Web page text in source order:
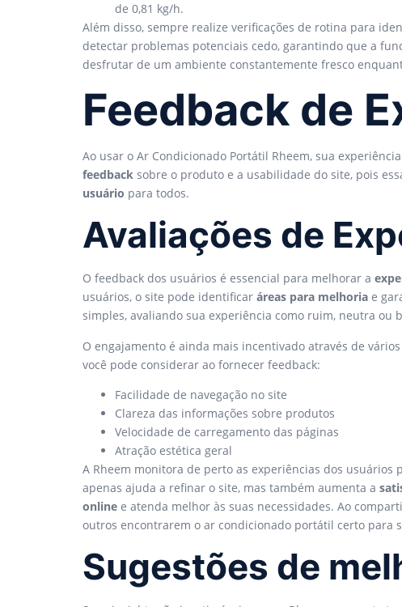
de 0,81 kg/h.
Além disso, sempre realize verificações de rotina para
detectar problemas potenciais cedo, garantindo que a
desfrutar de um ambiente constantemente fresco
Feedback de
Ao usar o Ar Condicionado Portátil Rheem, sua
feedback sobre o produto e a usabilidade do site, pois
usuário para todos.
Avaliações de
O feedback dos usuários é essencial para melhorar a
usuários, o site pode identificar áreas para melhoria e
simples, avaliando sua experiência como ruim, neutra
O engajamento é ainda mais incentivado através de vários
você pode considerar ao fornecer feedback:
Facilidade de navegação no site
Clareza das informações sobre produtos
Velocidade de carregamento das páginas
Atração estética geral
A Rheem monitora de perto as experiências dos
apenas ajuda a refinar o site, mas também aumenta a
online e atenda melhor às suas necessidades. Ao
outros encontrarem o ar condicionado portátil certo para
Sugestões de